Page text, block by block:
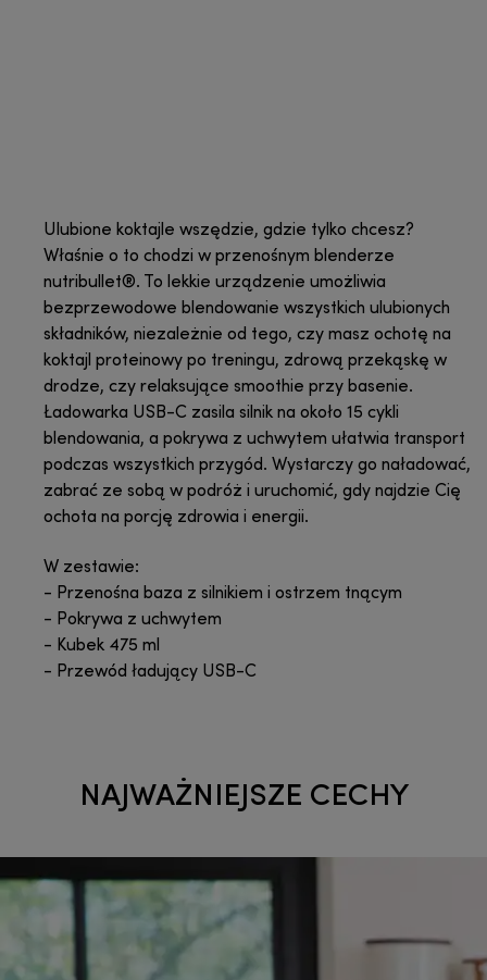
Ulubione koktajle wszędzie, gdzie tylko chcesz?
Właśnie o to chodzi w przenośnym blenderze
nutribullet®. To lekkie urządzenie umożliwia
bezprzewodowe blendowanie wszystkich ulubionych
składników, niezależnie od tego, czy masz ochotę na
koktajl proteinowy po treningu, zdrową przekąskę w
drodze, czy relaksujące smoothie przy basenie.
Ładowarka USB-C zasila silnik na około 15 cykli
blendowania, a pokrywa z uchwytem ułatwia transport
podczas wszystkich przygód. Wystarczy go naładować,
zabrać ze sobą w podróż i uruchomić, gdy najdzie Cię
ochota na porcję zdrowia i energii.
W zestawie:
- Przenośna baza z silnikiem i ostrzem tnącym
- Pokrywa z uchwytem
- Kubek 475 ml
- Przewód ładujący USB-C
NAJWAŻNIEJSZE CECHY